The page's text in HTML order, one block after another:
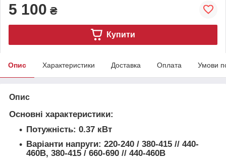
5 100 ₴
Купити
Опис Характеристики Доставка Оплата Умови
Опис
Основні характеристики:
Потужність: 0.37 кВт
Варіанти напруги: 220-240 / 380-415 // 440-
460В, 380-415 / 660-690 // 440-460В